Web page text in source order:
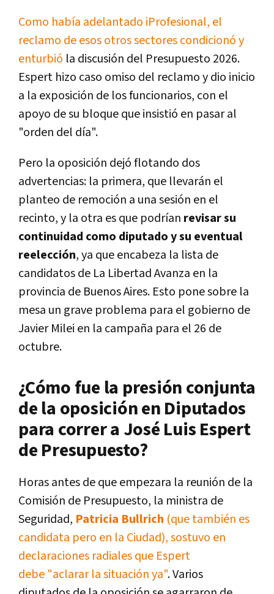
Como había adelantado iProfesional, el
reclamo de esos otros sectores condicionó y
enturbió la discusión del Presupuesto 2026.
Espert hizo caso omiso del reclamo y dio inicio
a la exposición de los funcionarios, con el
apoyo de su bloque que insistió en pasar al
"orden del día".
Pero la oposición dejó flotando dos
advertencias: la primera, que llevarán el
planteo de remoción a una sesión en el
recinto, y la otra es que podrían revisar su
continuidad como diputado y su eventual
reelección, ya que encabeza la lista de
candidatos de La Libertad Avanza en la
provincia de Buenos Aires. Esto pone sobre la
mesa un grave problema para el gobierno de
Javier Milei en la campaña para el 26 de
octubre.
¿Cómo fue la presión conjunta
de la oposición en Diputados
para correr a José Luis Espert
de Presupuesto?
Horas antes de que empezara la reunión de la
Comisión de Presupuesto, la ministra de
Seguridad, Patricia Bullrich (que también es
candidata pero en la Ciudad), sostuvo en
declaraciones radiales que Espert
debe "aclarar la situación ya". Varios